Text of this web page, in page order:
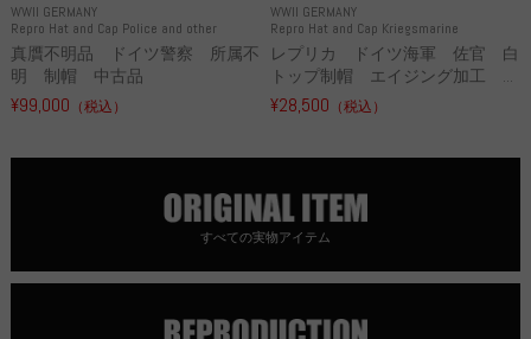
WWII GERMANY
Repro Hat and Cap Police and other
真贋不明品 ドイツ警察 所属不
明 制帽 中古品
¥99,000 （税込）
WWII GERMANY
Repro Hat and Cap Kriegsmarine
レプリカ ドイツ海軍 佐官 白
トップ制帽 エイジング加工 ...
¥28,500 （税込）
すべての実物アイテム